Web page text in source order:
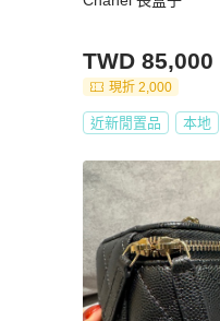
TWD 85,000
現折 2,000
近新閒置品 本地